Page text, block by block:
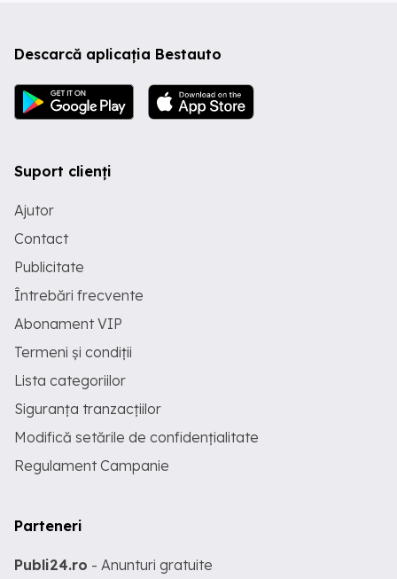
Descarcă aplicația Bestauto
Suport clienți
Ajutor
Contact
Publicitate
Întrebări frecvente
Abonament VIP
Termeni și condiții
Lista categoriilor
Siguranța tranzacțiilor
Modifică setările de confidențialitate
Regulament Campanie
Parteneri
Publi24.ro - Anunturi gratuite